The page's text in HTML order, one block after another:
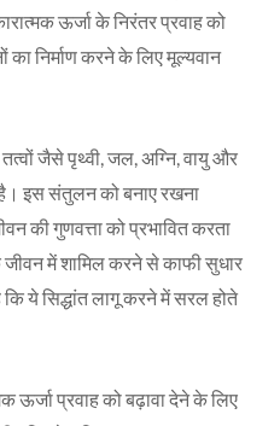
ऊर्जा के निरंतर प्रवाह को
का निर्माण करने के लिए मूल्यवान
जैसे पृथ्वी, जल, अग्नि, वायु और
इस संतुलन को बनाए रखना
की गुणवत्ता को प्रभावित करता
में शामिल करने से काफी सुधार
ये सिद्धांत लागू करने में सरल होते
प्रवाह को बढ़ावा देने के लिए